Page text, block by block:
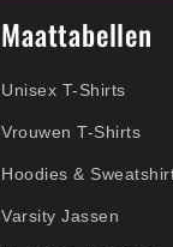
Maattabellen
Unisex T-Shirts
Vrouwen T-Shirts
Hoodies &
Varsity Jassen